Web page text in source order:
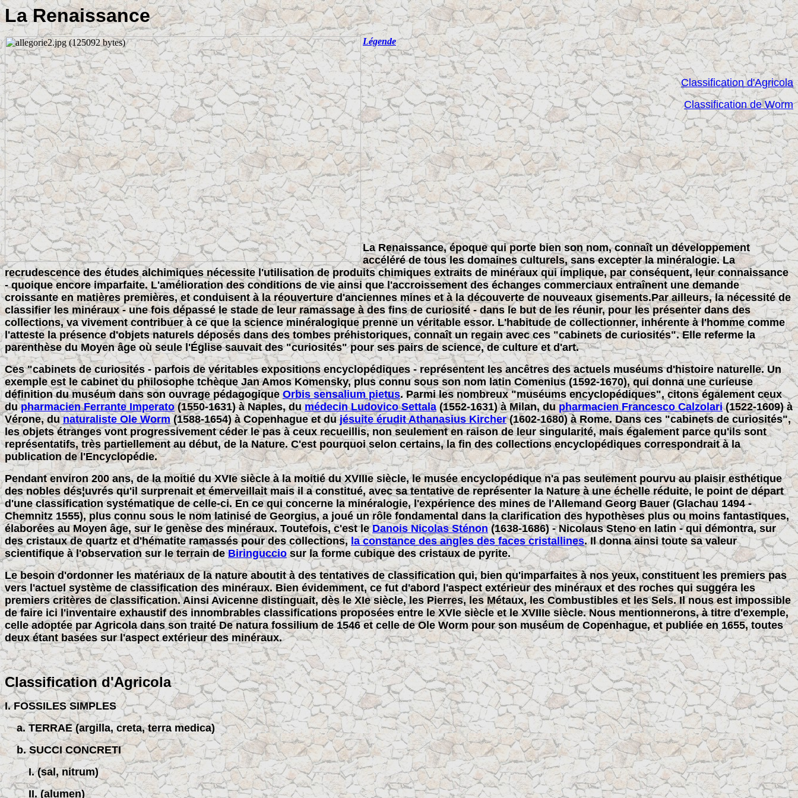
La Renaissance
Légende
Classification d'Agricola
Classification de Worm
La Renaissance, époque qui porte bien son nom, connaît un développement
accéléré de tous les domaines culturels, sans excepter la minéralogie. La
recrudescence des études alchimiques nécessite l'utilisation de produits chimiques extraits de minéraux qui implique, par conséquent, leur connaissance
- quoique encore imparfaite. L'amélioration des conditions de vie ainsi que l'accroissement des échanges commerciaux entraînent une demande
croissante en matières premières, et conduisent à la réouverture d'anciennes mines et à la découverte de nouveaux gisements.Par ailleurs, la nécessité de
classifier les minéraux - une fois dépassé le stade de leur ramassage à des fins de curiosité - dans le but de les réunir, pour les présenter dans des
collections, va vivement contribuer à ce que la science minéralogique prenne un véritable essor. L'habitude de collectionner, inhérente à l'homme comme
l'atteste la présence d'objets naturels déposés dans des tombes préhistoriques, connaît un regain avec ces "cabinets de curiosités". Elle referme la
parenthèse du Moyen âge où seule l'Église sauvait des "curiosités" pour ses pairs de science, de culture et d'art.
Ces "cabinets de curiosités - parfois de véritables expositions encyclopédiques - représentent les ancêtres des actuels muséums d'histoire naturelle. Un
exemple est le cabinet du philosophe tchèque Jan Amos Komensky, plus connu sous son nom latin Comenius (1592-1670), qui donna une curieuse
définition du muséum dans son ouvrage pédagogiqueOrbis sensalium pietus. Parmi les nombreux "muséums encyclopédiques", citons également ceux
dupharmacien Ferrante Imperato(1550-1631) à Naples, dumédecin Ludovico Settala (1552-1631) à Milan, dupharmacien Francesco Calzolari(1522-1609) à
Vérone, dunaturaliste Ole Worm (1588-1654) à Copenhague et dujésuite érudit Athanasius Kircher(1602-1680) à Rome. Dans ces "cabinets de curiosités",
les objets étranges vont progressivement céder le pas à ceux recueillis, non seulement en raison de leur singularité, mais également parce qu'ils sont
représentatifs, très partiellement au début, de la Nature. C'est pourquoi selon certains, la fin des collections encyclopédiques correspondrait à la
publication de l'Encyclopédie.
Pendant environ 200 ans, de la moitié du XVIe siècle à la moitié du XVIIIe siècle, le musée encyclopédique n'a pas seulement pourvu au plaisir esthétique
des nobles dés¦uvrés qu'il surprenait et émerveillait mais il a constitué, avec sa tentative de représenter la Nature à une échelle réduite, le point de départ
d'une classification systématique de celle-ci. En ce qui concerne la minéralogie, l'expérience des mines de l'Allemand Georg Bauer (Glachau 1494 -
Chemnitz 1555), plus connu sous le nom latinisé de Georgius, a joué un rôle fondamental dans la clarification des hypothèses plus ou moins fantastiques,
élaborées au Moyen âge, sur le genèse des minéraux. Toutefois, c'est leDanois Nicolas Sténon(1638-1686) - Nicolaus Steno en latin - qui démontra, sur
des cristaux de quartz et d'hématite ramassés pour des collections, la constance des angles des faces cristallines. Il donna ainsi toute sa valeur
scientifique à l'observation sur le terrain deBiringucciosur la forme cubique des cristaux de pyrite.
Le besoin d'ordonner les matériaux de la nature aboutit à des tentatives de classification qui, bien qu'imparfaites à nos yeux, constituent les premiers pas
vers l'actuel système de classification des minéraux. Bien évidemment, ce fut d'abord l'aspect extérieur des minéraux et des roches qui suggéra les
premiers critères de classification. Ainsi Avicenne distinguait, dès le XIe siècle, les Pierres, les Métaux, les Combustibles et les Sels. Il nous est impossible
de faire ici l'inventaire exhaustif des innombrables classifications proposées entre le XVIe siècle et le XVIIIe siècle. Nous mentionnerons, à titre d'exemple,
celle adoptée par Agricola dans son traité De natura fossilium de 1546 et celle de Ole Worm pour son muséum de Copenhague, et publiée en 1655, toutes
deux étant basées sur l'aspect extérieur des minéraux.
Classification d'Agricola
I. FOSSILES SIMPLES
a. TERRAE (argilla, creta, terra medica)
b. SUCCI CONCRETI
I. (sal, nitrum)
II. (alumen)